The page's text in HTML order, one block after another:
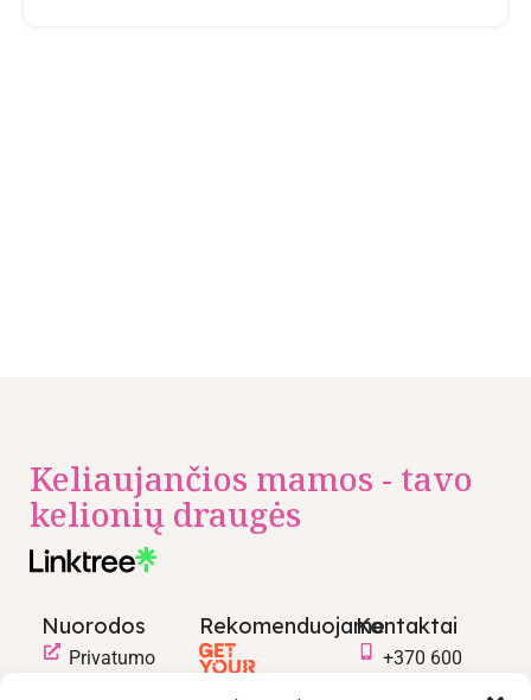
Keliaujančios mamos - tavo
kelionių draugės
Nuorodos
Privatumo
RekomenduojameKontaktai
+370 600